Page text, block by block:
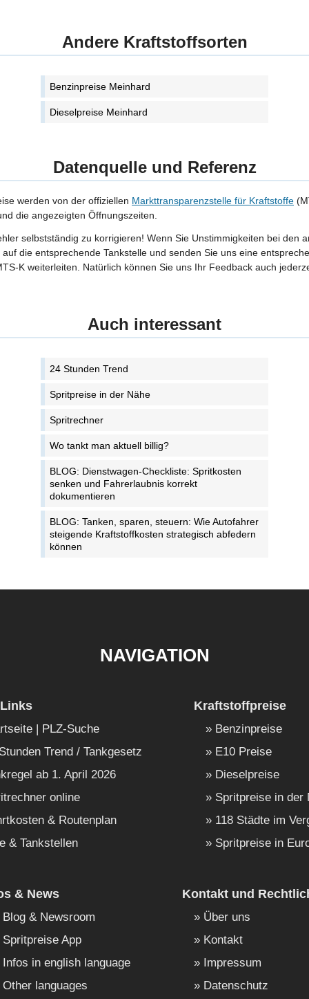
Andere Kraftstoffsorten
Benzinpreise Meinhard
Dieselpreise Meinhard
Datenquelle und Referenz
werden von der offiziellen Markttransparenzstelle für Kraftstoffe
die angezeigten Öffnungszeiten.
selbstständig zu korrigieren! Wenn Sie Unstimmigkeiten bei den
die entsprechende Tankstelle und senden Sie uns eine
K weiterleiten. Natürlich können Sie uns Ihr Feedback auch
Auch interessant
24 Stunden Trend
Spritpreise in der Nähe
Spritrechner
Wo tankt man aktuell billig?
BLOG: Dienstwagen-Checkliste: Spritkosten
senken und Fahrerlaubnis korrekt
dokumentieren
BLOG: Tanken, sparen, steuern: Wie Autofahrer
steigende Kraftstoffkosten strategisch abfedern
können
NAVIGATION
| PLZ-Suche
Trend / Tankgesetz
ab 1. April 2026
online
& Routenplan
& Tankstellen
Kraftstoffpreise
Benzinpreise
E10 Preise
Dieselpreise
Spritpreise in der
118 Städte im
Spritpreise in
& News
Blog & Newsroom
Spritpreise App
Infos in english language
Other languages
Kontakt und
Über uns
Kontakt
Impressum
Datenschutz